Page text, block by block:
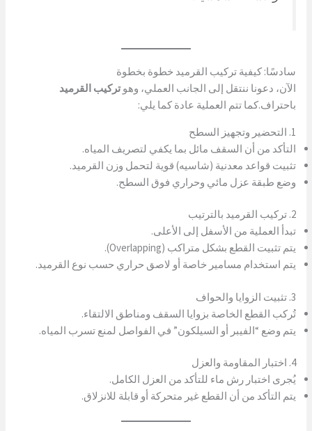
سادسًا: كيفية تركيب القرميد خطوة بخطوة
الآن، دعونا ننتقل إلى الجانب العملي، وهوتركيب القرميد
باحتراف.كما تتم العملية عادة كما يلي:
1. التحضير وتجهيز السطح
التأكد من أن السقف مائل بما يكفي لتصريف المياه.
تثبيت قواعد معدنية (شاسيه) قوية لتحمل وزن القرميد.
وضع طبقة عزل مائي وحراري فوق السطح.
2. تركيب القرميد بالترتيب
تبدأ العملية من الأسفل إلى الأعلى.
يتم تثبيت القطع بشكل متراكب (Overlapping).
يتم استخدام مسامير خاصة أو لاصق حراري حسب نوع القرميد.
3. تثبيت الزوايا والحواف
تُركب القطع الخاصة بزوايا السقف ومناطق الالتقاء.
يتم وضع “الفيبر أو السيلكون” في الفواصل لمنع تسرب المياه.
4. اختبار المقاومة والعزل
يُجرى اختبار رش ماء للتأكد من العزل الكامل.
يتم التأكد من أن القطع غير متحركة أو قابلة للانزلاق.